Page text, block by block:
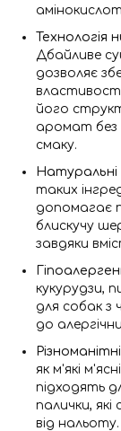
Технологія
Дбайливе
дозволяє
його
аромат без
смаку.
Натуральні
таких
допомагає
блискучу
завдяки
кукурудзи,
для собак з
до
як м'які
підходять
палички,
від нальоту.